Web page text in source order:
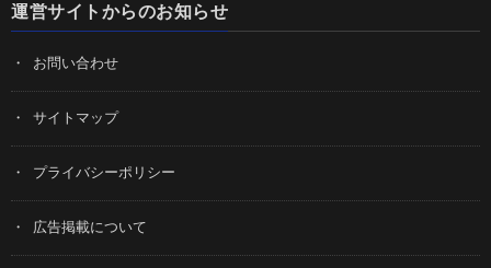
運営サイトからのお知らせ
お問い合わせ
サイトマップ
プライバシーポリシー
広告掲載について